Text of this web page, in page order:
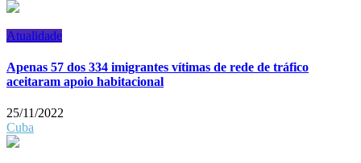
Atualidade
Apenas 57 dos 334 imigrantes vítimas de rede de tráfico
aceitaram apoio habitacional
25/11/2022
Cuba